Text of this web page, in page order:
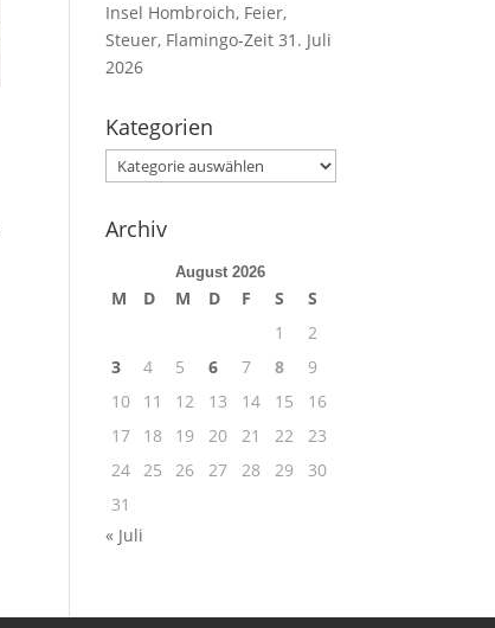
Insel Hombroich, Feier,
Steuer, Flamingo-Zeit 31. Juli
2026
Kategorien
Kategorien
Archiv
August 2026
M D M D F S
S
1
2
3
4 5 6 7 8
9
10
11 12 13 14 15
16
17
18 19 20 21 22
23
24 25 26 27 28 29
30
31
« Juli